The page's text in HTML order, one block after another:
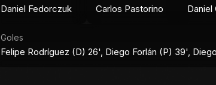
Daniel Fedorczuk Carlos Pastorino Daniel
Goles
Felipe Rodríguez (D) 26', Diego Forlán (P) 39',